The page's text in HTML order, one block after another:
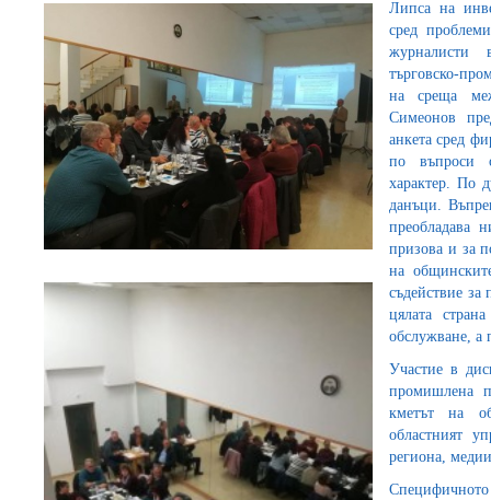
Липса на
сред
журналисти
търговско-
на среща
Симеонов
анкета сред
по въпроси
характер. По
данъци.
преобладава
призова и за
на
съдействие
цялата
обслужване, а
Участие в
промишлена
кметът на
областният
региона,
Специфичното